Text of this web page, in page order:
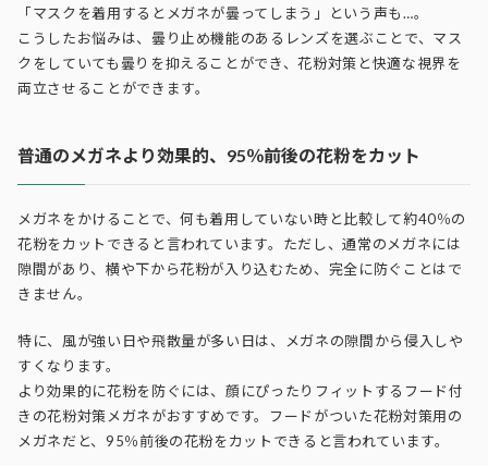
「マスクを着用するとメガネが曇ってしまう」という声も…。
こうしたお悩みは、曇り止め機能のあるレンズを選ぶことで、マス
クをしていても曇りを抑えることができ、花粉対策と快適な視界を
両立させることができます。
普通のメガネより効果的、95％前後の花粉をカット
メガネをかけることで、何も着用していない時と比較して約40％の
花粉をカットできると言われています。ただし、通常のメガネには
隙間があり、横や下から花粉が入り込むため、完全に防ぐことはで
きません。
特に、風が強い日や飛散量が多い日は、メガネの隙間から侵入しや
すくなります。
より効果的に花粉を防ぐには、顔にぴったりフィットするフード付
きの花粉対策メガネがおすすめです。フードがついた花粉対策用の
メガネだと、95％前後の花粉をカットできると言われています。